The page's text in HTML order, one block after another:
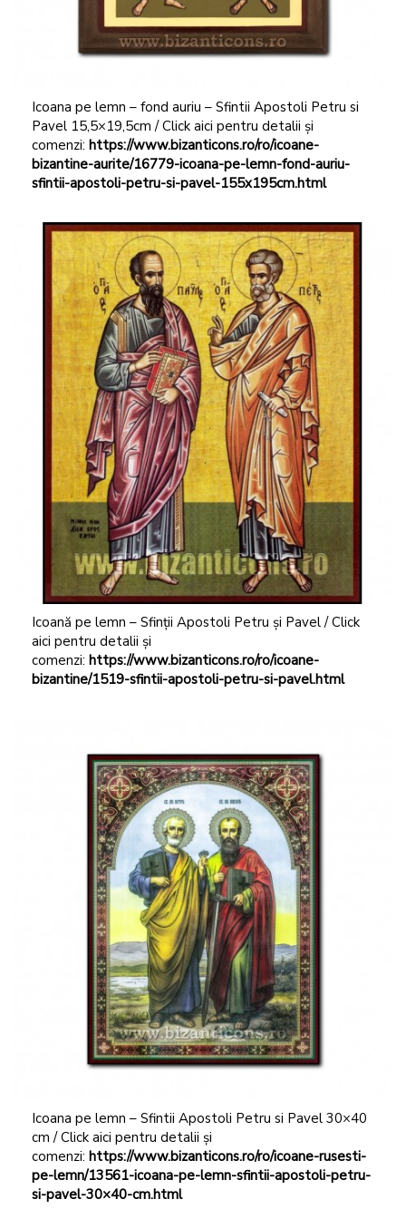
Icoana pe lemn – fond auriu – Sfintii Apostoli Petru si
Pavel 15,5×19,5cm / Click aici pentru detalii și
comenzi: https://www.bizanticons.ro/ro/icoane-
bizantine-aurite/16779-icoana-pe-lemn-fond-auriu-
sfintii-apostoli-petru-si-pavel-155x195cm.html
Icoană pe lemn – Sfinții Apostoli Petru și Pavel / Click
aici pentru detalii și
comenzi: https://www.bizanticons.ro/ro/icoane-
bizantine/1519-sfintii-apostoli-petru-si-pavel.html
Icoana pe lemn – Sfintii Apostoli Petru si Pavel 30×40
cm / Click aici pentru detalii și
comenzi: https://www.bizanticons.ro/ro/icoane-rusesti-
pe-lemn/13561-icoana-pe-lemn-sfintii-apostoli-petru-
si-pavel-30×40-cm.html